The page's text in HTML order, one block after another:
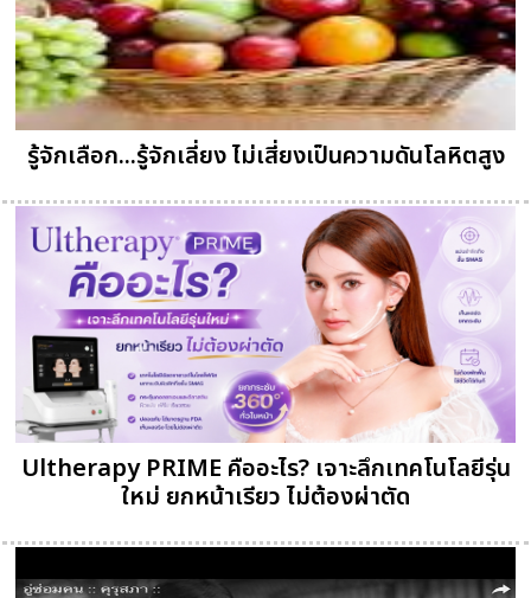
รู้จักเลือก...รู้จักเลี่ยง ไม่เสี่ยงเป็นความดันโลหิตสูง
Ultherapy PRIME คืออะไร? เจาะลึกเทคโนโลยีรุ่น
ใหม่ ยกหน้าเรียว ไม่ต้องผ่าตัด